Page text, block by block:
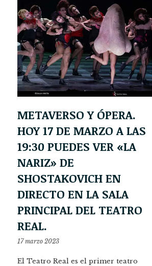
METAVERSO Y ÓPERA.
HOY 17 DE MARZO A LAS
19:30 PUEDES VER «LA
NARIZ» DE
SHOSTAKOVICH EN
DIRECTO EN LA SALA
PRINCIPAL DEL TEATRO
REAL.
17 marzo 2023
El Teatro Real es el primer teatro